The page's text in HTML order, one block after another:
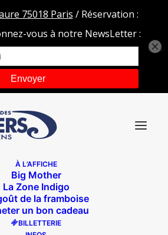
À L’AFFICHE
Big Mother
La Zone Indigo
de la framboise
un bon cadeau
BILLETTERIE
BROUSSE-bd
Indigo ARIANE-BROUSSE-bd